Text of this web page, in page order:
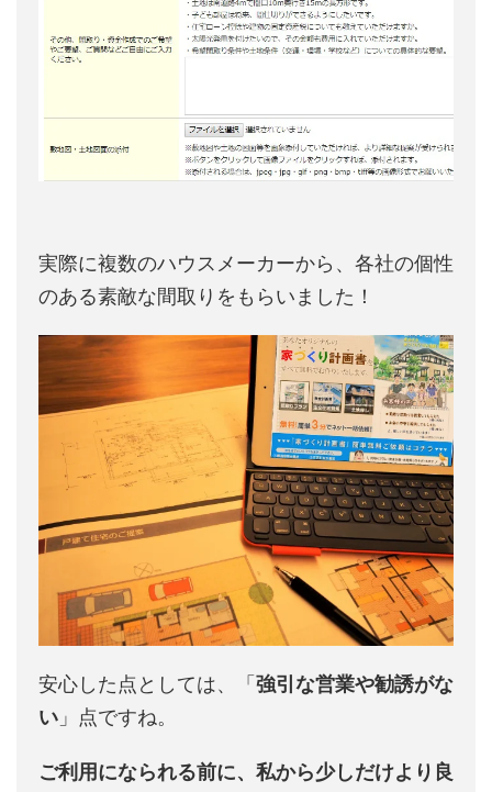
実際に複数のハウスメーカーから、各社の個性
のある素敵な間取りをもらいました！
安心した点としては、「 強引な営業や勧誘がな
い 」点ですね。
ご利用になられる前に、私から少しだけより良